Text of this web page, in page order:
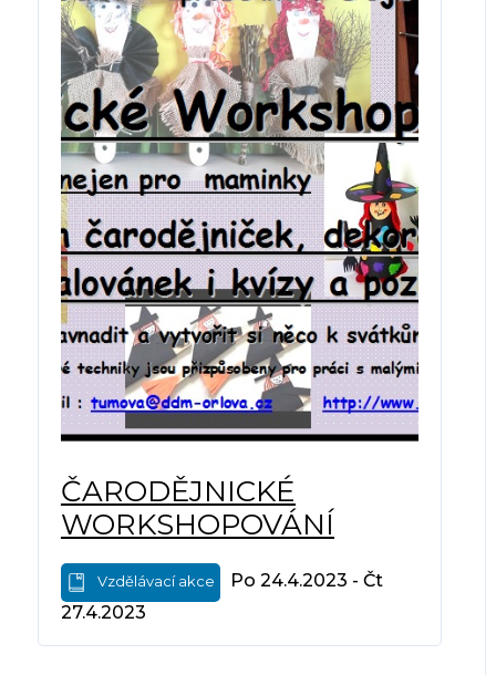
ČARODĚJNICKÉ
WORKSHOPOVÁNÍ
Vzdělávací akce
Po 24.4.2023 - Čt
27.4.2023